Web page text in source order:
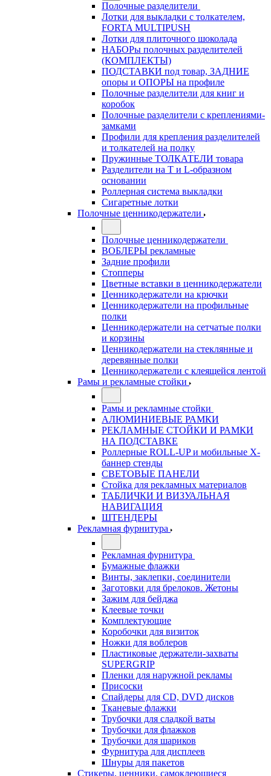
Полочные разделители
Лотки для выкладки с толкателем,
FORTA MULTIPUSH
Лотки для плиточного шоколада
НАБОРы полочных разделителей
(КОМПЛЕКТЫ)
ПОДСТАВКИ под товар, ЗАДНИЕ
опоры и ОПОРЫ на профиле
Полочные разделители для книг и
коробок
Полочные разделители с креплениями-
замками
Профили для крепления разделителей
и толкателей на полку
Пружинные ТОЛКАТЕЛИ товара
Разделители на Т и L-образном
основании
Роллерная система выкладки
Сигаретные лотки
Полочные ценникодержатели
Полочные ценникодержатели
ВОБЛЕРЫ рекламные
Задние профили
Стопперы
Цветные вставки в ценникодержатели
Ценникодержатели на крючки
Ценникодержатели на профильные
полки
Ценникодержатели на сетчатые полки
и корзины
Ценникодержатели на стеклянные и
деревянные полки
Ценникодержатели с клеящейся лентой
Рамы и рекламные стойки
Рамы и рекламные стойки
АЛЮМИНИЕВЫЕ РАМКИ
РЕКЛАМНЫЕ СТОЙКИ И РАМКИ
НА ПОДСТАВКЕ
Роллерные ROLL-UP и мобильные X-
баннер стенды
СВЕТОВЫЕ ПАНЕЛИ
Стойка для рекламных материалов
ТАБЛИЧКИ И ВИЗУАЛЬНАЯ
НАВИГАЦИЯ
ШТЕНДЕРЫ
Рекламная фурнитура
Рекламная фурнитура
Бумажные флажки
Винты, заклепки, соединители
Заготовки для брелоков. Жетоны
Зажим для бейджа
Клеевые точки
Комплектующие
Коробочки для визиток
Ножки для воблеров
Пластиковые держатели-захваты
SUPERGRIP
Пленки для наружной рекламы
Присоски
Спайдеры для CD, DVD дисков
Тканевые флажки
Трубочки для сладкой ваты
Трубочки для флажков
Трубочки для шариков
Фурнитура для дисплеев
Шнуры для пакетов
Стикеры, ценники, самоклеющиеся